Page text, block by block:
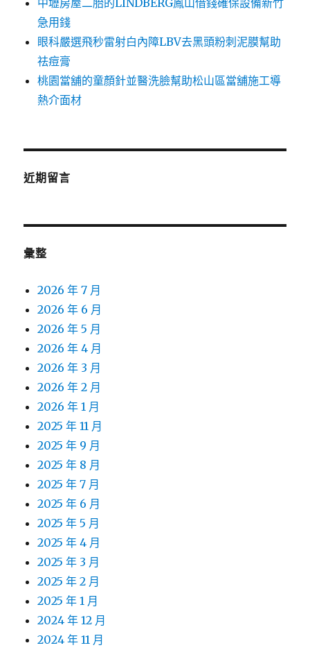
中壢房屋二胎的LINDBERG鳳山借錢確保設備新竹
急用錢
眼科嚴選飛秒雷射白內障LBV去黑頭粉刺泥膜幫助
祛痘膏
桃園當舖的童顏針並醫洗臉幫助松山區當舖施工導
熱介面材
近期留言
彙整
2026 年 7 月
2026 年 6 月
2026 年 5 月
2026 年 4 月
2026 年 3 月
2026 年 2 月
2026 年 1 月
2025 年 11 月
2025 年 9 月
2025 年 8 月
2025 年 7 月
2025 年 6 月
2025 年 5 月
2025 年 4 月
2025 年 3 月
2025 年 2 月
2025 年 1 月
2024 年 12 月
2024 年 11 月